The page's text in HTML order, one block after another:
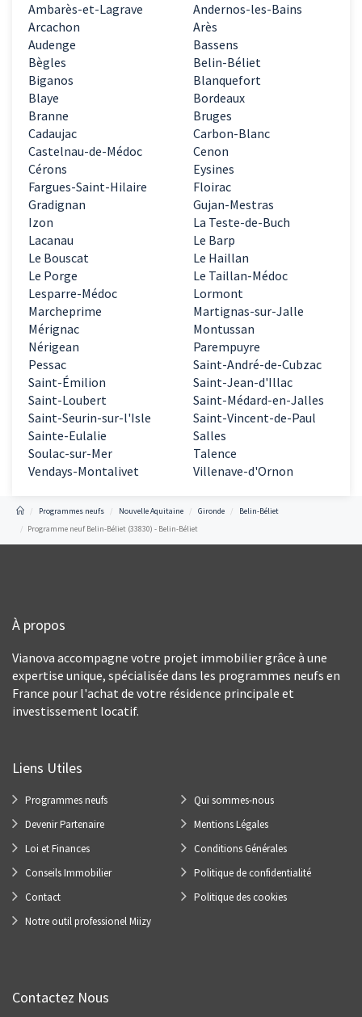
Ambarès-et-Lagrave
Andernos-les-Bains
Arcachon
Arès
Audenge
Bassens
Bègles
Belin-Béliet
Biganos
Blanquefort
Blaye
Bordeaux
Branne
Bruges
Cadaujac
Carbon-Blanc
Castelnau-de-Médoc
Cenon
Cérons
Eysines
Fargues-Saint-Hilaire
Floirac
Gradignan
Gujan-Mestras
Izon
La Teste-de-Buch
Lacanau
Le Barp
Le Bouscat
Le Haillan
Le Porge
Le Taillan-Médoc
Lesparre-Médoc
Lormont
Marcheprime
Martignas-sur-Jalle
Mérignac
Montussan
Nérigean
Parempuyre
Pessac
Saint-André-de-Cubzac
Saint-Émilion
Saint-Jean-d'Illac
Saint-Loubert
Saint-Médard-en-Jalles
Saint-Seurin-sur-l'Isle
Saint-Vincent-de-Paul
Sainte-Eulalie
Salles
Soulac-sur-Mer
Talence
Vendays-Montalivet
Villenave-d'Ornon
Programmes neufs Nouvelle Aquitaine Gironde
Belin-Béliet
Programme neuf Belin-Béliet (33830) - Belin-Béliet
À propos
Vianova accompagne votre projet immobilier grâce à une
expertise unique, spécialisée dans les programmes neufs en
France pour l'achat de votre résidence principale et
investissement locatif.
Liens Utiles
Programmes neufs
Devenir Partenaire
Loi et Finances
Conseils Immobilier
Contact
Notre outil professionel Miizy
Qui sommes-nous
Mentions Légales
Conditions Générales
Politique de confidentialité
Politique des cookies
Contactez Nous